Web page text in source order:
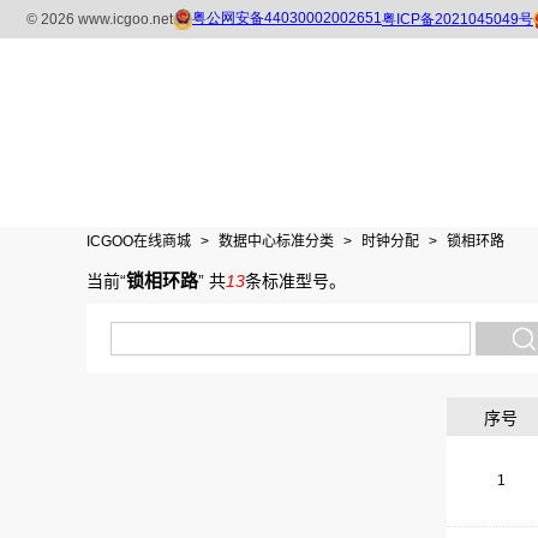
ICGOO在线商城 > 数据中心标准分类 > 时钟分配 > 锁相环路
当前“锁相环路” 共13条标准型号。
序号
1